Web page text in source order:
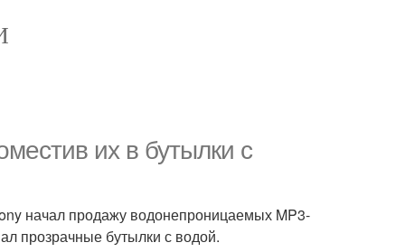
их в бутылки с
начал продажу водонепроницаемых MP3-
прозрачные бутылки с водой.